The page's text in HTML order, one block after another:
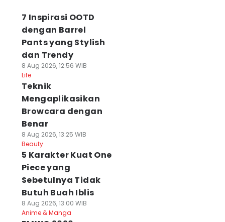
7 Inspirasi OOTD
dengan Barrel
Pants yang Stylish
dan Trendy
8 Aug 2026, 12:56 WIB
Life
Teknik
Mengaplikasikan
Browcara dengan
Benar
8 Aug 2026, 13:25 WIB
Beauty
5 Karakter Kuat One
Piece yang
Sebetulnya Tidak
Butuh Buah Iblis
8 Aug 2026, 13:00 WIB
Anime & Manga